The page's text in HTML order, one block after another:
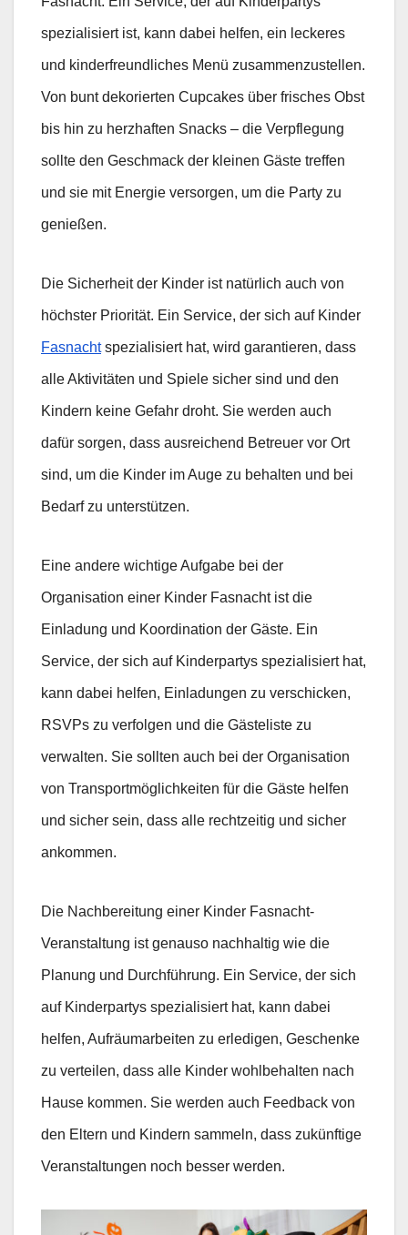
spezialisiert ist, kann dabei helfen, ein leckeres
und kinderfreundliches Menü zusammenzustellen.
Von bunt dekorierten Cupcakes über frisches Obst
bis hin zu herzhaften Snacks – die Verpflegung
sollte den Geschmack der kleinen Gäste treffen
und sie mit Energie versorgen, um die Party zu
genießen.
Die Sicherheit der Kinder ist natürlich auch von
höchster Priorität. Ein Service, der sich auf Kinder
Fasnachtspezialisiert hat, wird garantieren, dass
alle Aktivitäten und Spiele sicher sind und den
Kindern keine Gefahr droht. Sie werden auch
dafür sorgen, dass ausreichend Betreuer vor Ort
sind, um die Kinder im Auge zu behalten und bei
Bedarf zu unterstützen.
Eine andere wichtige Aufgabe bei der
Organisation einer Kinder Fasnacht ist die
Einladung und Koordination der Gäste. Ein
Service, der sich auf Kinderpartys spezialisiert hat,
kann dabei helfen, Einladungen zu verschicken,
RSVPs zu verfolgen und die Gästeliste zu
verwalten. Sie sollten auch bei der Organisation
von Transportmöglichkeiten für die Gäste helfen
und sicher sein, dass alle rechtzeitig und sicher
ankommen.
Die Nachbereitung einer Kinder Fasnacht-
Veranstaltung ist genauso nachhaltig wie die
Planung und Durchführung. Ein Service, der sich
auf Kinderpartys spezialisiert hat, kann dabei
helfen, Aufräumarbeiten zu erledigen, Geschenke
zu verteilen, dass alle Kinder wohlbehalten nach
Hause kommen. Sie werden auch Feedback von
den Eltern und Kindern sammeln, dass zukünftige
Veranstaltungen noch besser werden.